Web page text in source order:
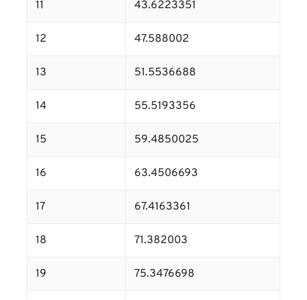
11 43.6223351
12 47.588002
13 51.5536688
14 55.5193356
15 59.4850025
16 63.4506693
17 67.4163361
18 71.382003
19 75.3476698